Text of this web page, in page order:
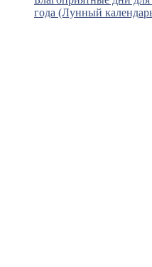
года (Лунный